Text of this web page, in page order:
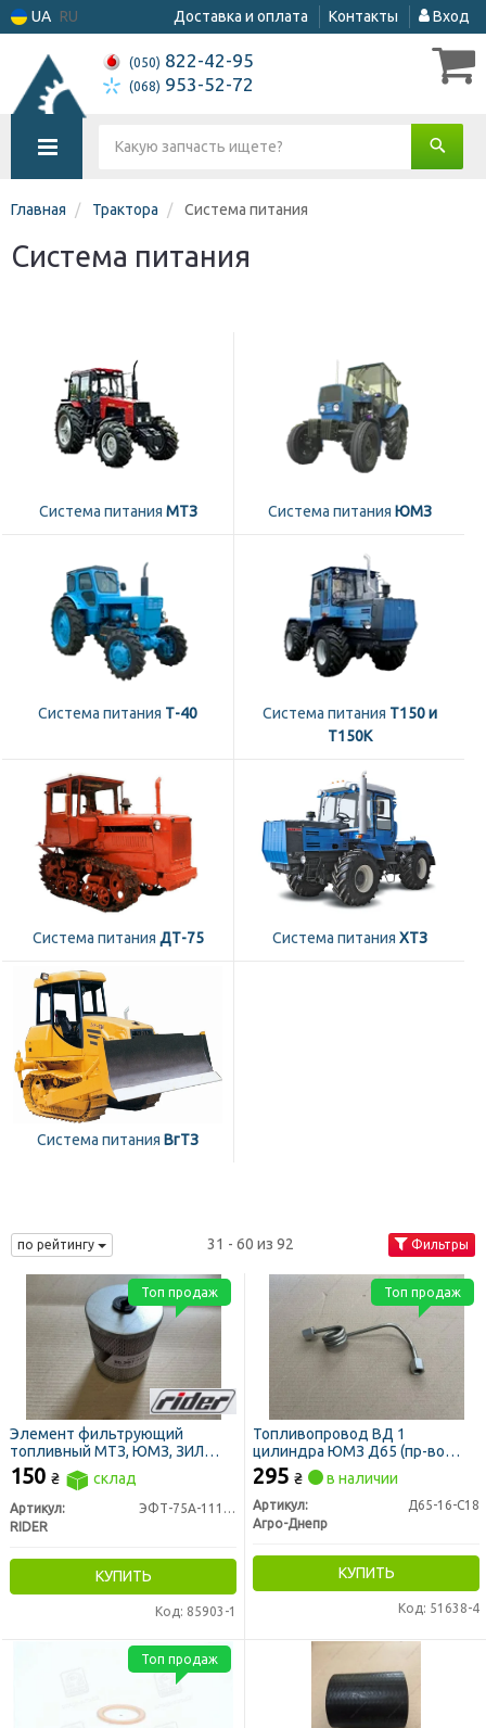
UA RU Доставка и оплата Контакты Вход
(050) 822-42-95
(068) 953-52-72
Главная Трактора Система питания
Система питания
Система питания МТЗ Система питания ЮМЗ
Система питания Т-40 Система питания Т150 и
Т150К
Система питания ДТ-75 Система питания ХТЗ
Система питания ВгТЗ
по рейтингу 31 - 60 из 92 Фильтры
Элемент фильтрующий
топливный МТЗ, ЮМЗ, ЗИЛ
5301 Т-40 тонкой очистки
метал. с р/к (RIDER)
150 ₴ склад
Артикул:
ЭФТ-75А-1117040
RIDER
КУПИТЬ
Код: 85903-1
Топ продаж
Топливопровод ВД 1
цилиндра ЮМЗ Д65 (пр-во
Украина)
295 ₴ в наличии
Артикул:
Д65-16-С18
Агро-Днепр
КУПИТЬ
Код: 51638-4
Топ продаж
Топ продаж